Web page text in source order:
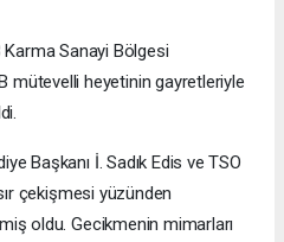
Karma Sanayi Bölgesi
mütevelli heyetinin gayretleriyle
Başkanı İ. Sadık Edis ve TSO
çekişmesi yüzünden
oldu. Gecikmenin mimarları